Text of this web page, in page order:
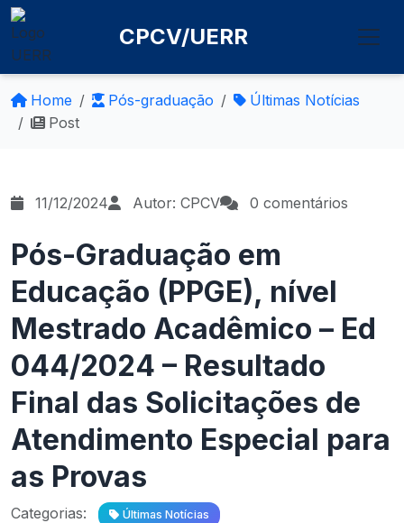
CPCV/UERR
Home Pós-graduação
Últimas Notícias
Post
11/12/2024 Autor: CPCV 0 comentários
Pós-Graduação em
Educação (PPGE), nível
Mestrado Acadêmico – Ed
044/2024 – Resultado
Final das Solicitações de
Atendimento Especial para
as Provas
Categorias:
Últimas Notícias